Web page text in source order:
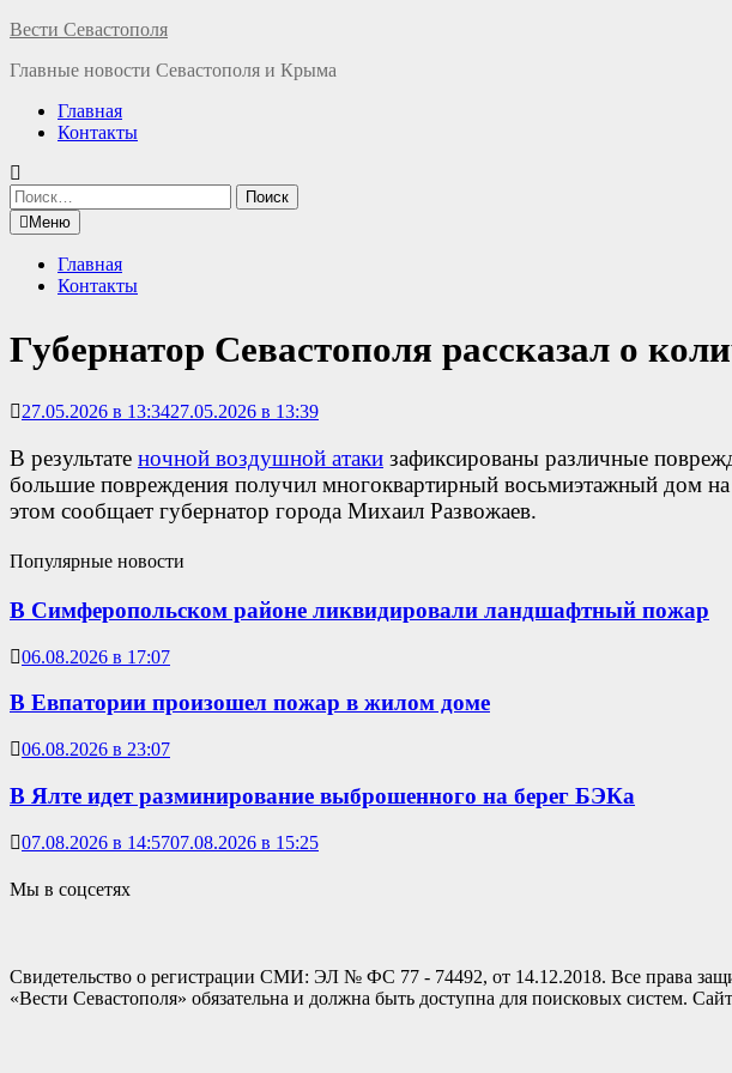
Перейти
содержимому
Вести Севастополя
Главные новости Севастополя и Крыма
Главная
Контакты
Найти:
Меню
Главная
Контакты
Губернатор Севастополя рассказал о
27.05.2026 в 13:3427.05.2026 в 13:39
В результате ночной воздушной атаки зафиксированы различные
большие повреждения получил многоквартирный восьмиэтажный дом
этом сообщает губернатор города Михаил Развожаев.
Популярные новости
В Симферопольском районе ликвидировали ландшафтный пожар
06.08.2026 в 17:07
В Евпатории произошел пожар в жилом доме
06.08.2026 в 23:07
В Ялте идет разминирование выброшенного на берег БЭКа
07.08.2026 в 14:5707.08.2026 в 15:25
Мы в соцсетях
Свидетельство о регистрации СМИ: ЭЛ № ФС 77 - 74492, от 14.12.2018. Все права
«Вести Севастополя» обязательна и должна быть доступна для поисковых систем.